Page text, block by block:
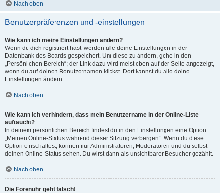
Nach oben
Benutzerpräferenzen und -einstellungen
Wie kann ich meine Einstellungen ändern?
Wenn du dich registriert hast, werden alle deine Einstellungen in der
Datenbank des Boards gespeichert. Um diese zu ändern, gehe in den
„Persönlichen Bereich“; der Link dazu wird meist oben auf der Seite angezeigt,
wenn du auf deinen Benutzernamen klickst. Dort kannst du alle deine
Einstellungen ändern.
Nach oben
Wie kann ich verhindern, dass mein Benutzername in der Online-Liste
auftaucht?
In deinem persönlichen Bereich findest du in den Einstellungen eine Option
„Meinen Online-Status während dieser Sitzung verbergen“. Wenn du diese
Option einschaltest, können nur Administratoren, Moderatoren und du selbst
deinen Online-Status sehen. Du wirst dann als unsichtbarer Besucher gezählt.
Nach oben
Die Forenuhr geht falsch!